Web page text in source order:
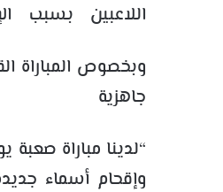
اللاعبين بسبب
وبخصوص المباراة
“لدينا مباراة
وإقحام أسماء